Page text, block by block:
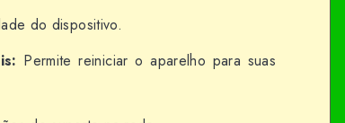
do dispositivo.
Permite reiniciar o aparelho para suas